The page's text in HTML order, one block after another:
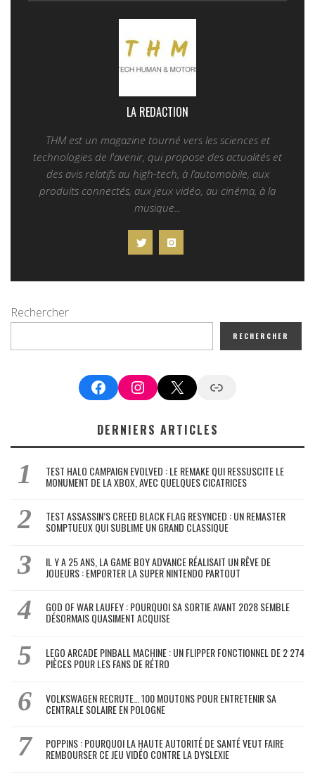
LA REDACTION
THM est un magazine tourné vers les sciences et
technologies de l'avenir, qui propose des actualités et
des avis relatifs au high-tech, à l’automobile, aux
produits connectés, aux jeux vidéo, au cinéma, à la
musique...
Rechercher
RECHERCHER
FacebookInstagram
X Google News
DERNIERS ARTICLES
TEST HALO CAMPAIGN EVOLVED : LE REMAKE QUI RESSUSCITE LE
MONUMENT DE LA XBOX, AVEC QUELQUES CICATRICES
TEST ASSASSIN’S CREED BLACK FLAG RESYNCED : UN REMASTER
SOMPTUEUX QUI SUBLIME UN GRAND CLASSIQUE
IL Y A 25 ANS, LA GAME BOY ADVANCE RÉALISAIT UN RÊVE DE
JOUEURS : EMPORTER LA SUPER NINTENDO PARTOUT
GOD OF WAR LAUFEY : POURQUOI SA SORTIE AVANT 2028 SEMBLE
DÉSORMAIS QUASIMENT ACQUISE
LEGO ARCADE PINBALL MACHINE : UN FLIPPER FONCTIONNEL DE 2 274
PIÈCES POUR LES FANS DE RÉTRO
VOLKSWAGEN RECRUTE… 100 MOUTONS POUR ENTRETENIR SA
CENTRALE SOLAIRE EN POLOGNE
POPPINS : POURQUOI LA HAUTE AUTORITÉ DE SANTÉ VEUT FAIRE
REMBOURSER CE JEU VIDÉO CONTRE LA DYSLEXIE